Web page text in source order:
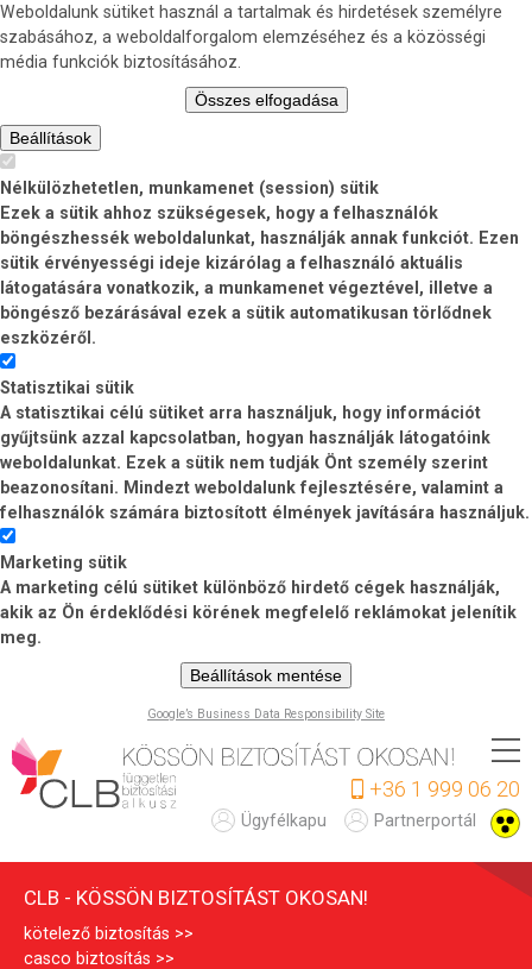
Weboldalunk sütiket használ a tartalmak és hirdetések személyre
szabásához, a weboldalforgalom elemzéséhez és a közösségi
média funkciók biztosításához.
Összes elfogadása
Beállítások
Nélkülözhetetlen, munkamenet (session) sütik
Ezek a sütik ahhoz szükségesek, hogy a felhasználók
böngészhessék weboldalunkat, használják annak funkciót. Ezen
sütik érvényességi ideje kizárólag a felhasználó aktuális
látogatására vonatkozik, a munkamenet végeztével, illetve a
böngésző bezárásával ezek a sütik automatikusan törlődnek
eszközéről.
Statisztikai sütik
A statisztikai célú sütiket arra használjuk, hogy információt
gyűjtsünk azzal kapcsolatban, hogyan használják látogatóink
weboldalunkat. Ezek a sütik nem tudják Önt személy szerint
beazonosítani. Mindezt weboldalunk fejlesztésére, valamint a
felhasználók számára biztosított élmények javítására használjuk.
Marketing sütik
A marketing célú sütiket különböző hirdető cégek használják,
akik az Ön érdeklődési körének megfelelő reklámokat jelenítik
meg.
Beállítások mentése
Google’s Business Data Responsibility Site
Ugrás
a
tartalomra
L
B
+36 1 999 06 20
Partnerportál
Ügyfélkapu
CLB - KÖSSÖN BIZTOSÍTÁST OKOSAN!
kötelező biztosítás
casco biztosítás